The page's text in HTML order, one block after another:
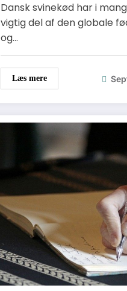
Dansk svinekød har i
vigtig del af den globale
og…
Læs mere